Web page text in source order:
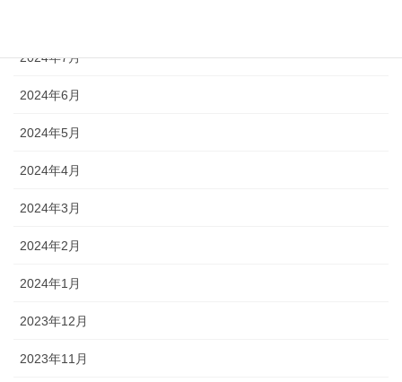
2024年7月
2024年6月
2024年5月
2024年4月
2024年3月
2024年2月
2024年1月
2023年12月
2023年11月